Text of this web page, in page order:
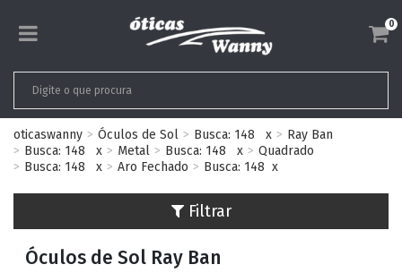
0
oticaswanny Óculos de Sol Busca: 148 x
Ray Ban
Busca: 148
x Metal Busca: 148 x
Quadrado
Busca: 148
x Aro Fechado Busca: 148 x
Filtrar
Óculos de Sol Ray Ban